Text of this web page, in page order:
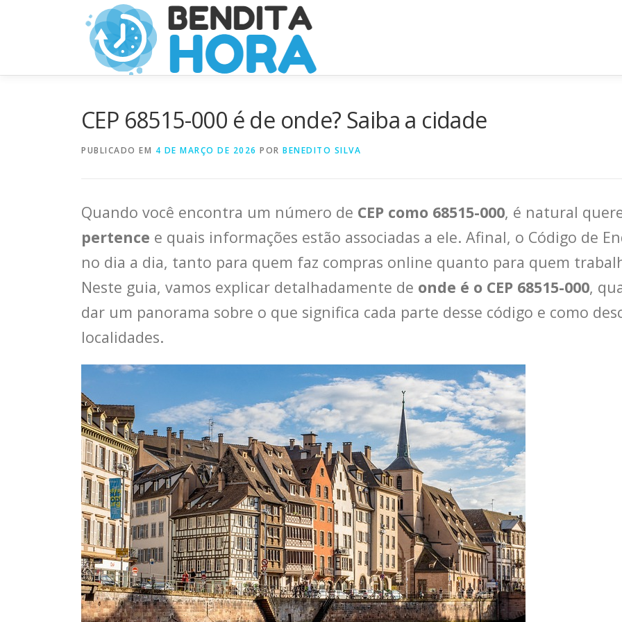
CEP 68515-000 é de onde? Saiba a cidade
PUBLICADO EM 4 DE MARÇO DE 2026 POR BENEDITO SILVA
Quando você encontra um número de CEP como 68515-000, é natural
pertence e quais informações estão associadas a ele. Afinal, o Código de
no dia a dia, tanto para quem faz compras online quanto para quem
Neste guia, vamos explicar detalhadamente de onde é o CEP 68515-000,
dar um panorama sobre o que significa cada parte desse código e como
localidades.